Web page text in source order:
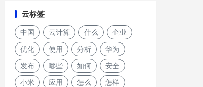
云标签
中国 云计算 什么 企业
优化 使用 分析 华为
发布 哪些 如何 安全
小米 应用 怎么 怎样